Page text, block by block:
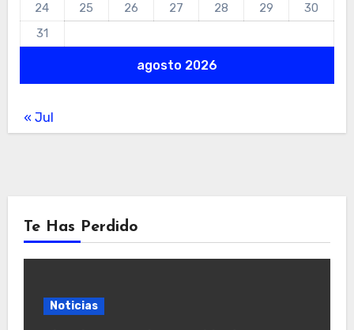
agosto 2026
24
25 26 27 28 29
30
31
« Jul
Te Has Perdido
Noticias